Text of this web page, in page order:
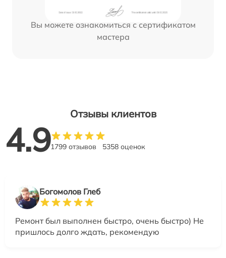
Вы можете ознакомиться с сертификатом
мастера
Отзывы клиентов
4.91799 отзывов 5358 оценок
Богомолов Глеб
Ремонт был выполнен быстро, очень быстро) Не
пришлось долго ждать, рекомендую